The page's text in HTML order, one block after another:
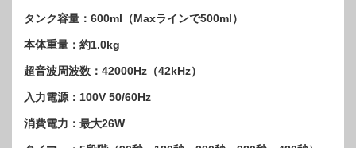
タンク容量：600ml（Maxラインで500ml）
本体重量：約1.0kg
超音波周波数：42000Hz（42kHz）
入力電源：100V 50/60Hz
消費電力：最大26W